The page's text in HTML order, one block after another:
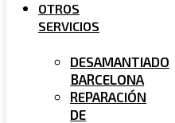
OTROS
SERVICIOS
DESAMANTIADO
BARCELONA
REPARACIÓN
DE